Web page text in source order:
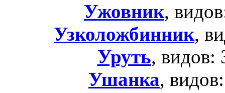
Ужовник,
Узколожбинник,
Уруть, видов:
Ушанка,